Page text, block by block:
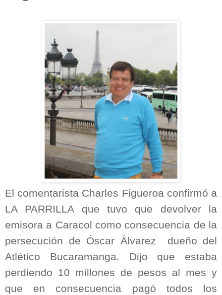
El comentarista Charles Figueroa confirmó a
LA PARRILLA que tuvo que devolver la
emisora a Caracol como consecuencia de la
persecución de Óscar Álvarez
dueño del
Atlético Bucaramanga. Dijo que estaba
perdiendo 10 millones de pesos al mes y
que en consecuencia pagó todos los